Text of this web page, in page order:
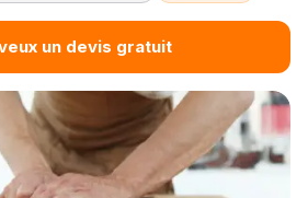
un devis gratuit